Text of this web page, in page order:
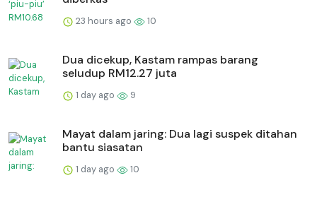
23 hours ago 10
Dua dicekup, Kastam rampas barang
seludup RM12.27 juta
1 day ago 9
Mayat dalam jaring: Dua lagi suspek ditahan
bantu siasatan
1 day ago 10